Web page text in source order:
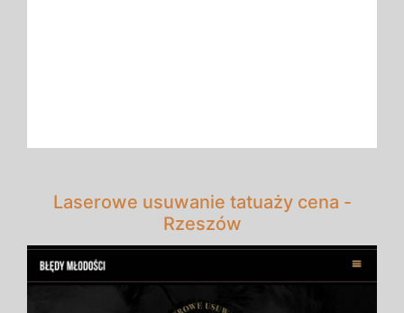
Laserowe usuwanie tatuaży cena -
Rzeszów